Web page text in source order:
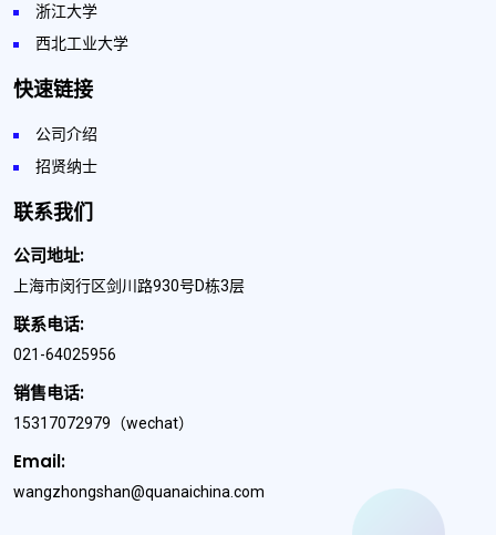
浙江大学
西北工业大学
快速链接
公司介绍
招贤纳士
联系我们
公司地址:
上海市闵行区剑川路930号D栋3层
联系电话:
021-64025956
销售电话:
15317072979 （wechat）
Email:
wangzhongshan@quanaichina.com